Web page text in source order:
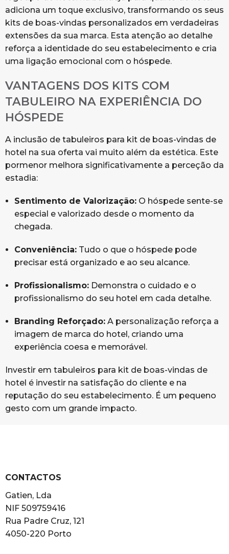
adiciona um toque exclusivo, transformando os seus
kits de boas-vindas personalizados em verdadeiras
extensões da sua marca. Esta atenção ao detalhe
reforça a identidade do seu estabelecimento e cria
uma ligação emocional com o hóspede.
VANTAGENS DOS KITS COM
TABULEIRO NA EXPERIÊNCIA DO
HÓSPEDE
A inclusão de tabuleiros para kit de boas-vindas de
hotel na sua oferta vai muito além da estética. Este
pormenor melhora significativamente a perceção da
estadia:
Sentimento de Valorização:O hóspede sente-se
especial e valorizado desde o momento da
chegada.
Conveniência:Tudo o que o hóspede pode
precisar está organizado e ao seu alcance.
Profissionalismo:Demonstra o cuidado e o
profissionalismo do seu hotel em cada detalhe.
Branding Reforçado:A personalização reforça a
imagem de marca do hotel, criando uma
experiência coesa e memorável.
Investir em tabuleiros para kit de boas-vindas de
hotel é investir na satisfação do cliente e na
reputação do seu estabelecimento. É um pequeno
gesto com um grande impacto.
CONTACTOS
Gatien, Lda
NIF 509759416
Rua Padre Cruz, 121
4050-220 Porto